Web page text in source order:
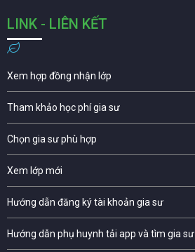
LINK - LIÊN KẾT
Xem hợp đồng nhận lớp
Tham khảo học phí gia sư
Chọn gia sư phù hợp
Xem lớp mới
Hướng dẫn đăng ký tài khoản gia sư
Hướng dẫn phụ huynh tải app và tìm gia sư